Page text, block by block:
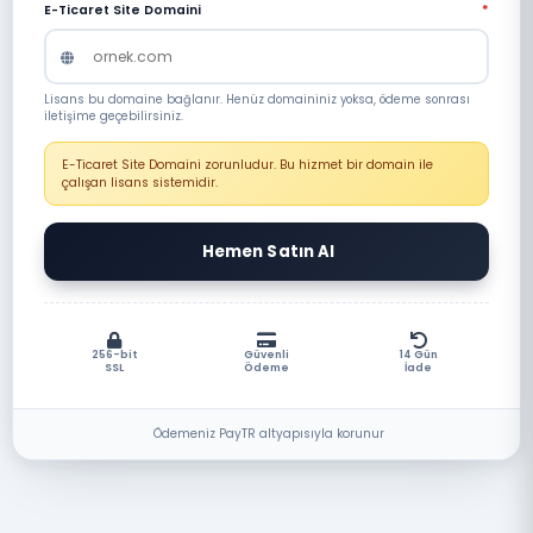
E-Ticaret Site Domaini *
Lisans bu domaine bağlanır. Henüz domaininiz yoksa, ödeme sonrası
iletişime geçebilirsiniz.
E-Ticaret Site Domaini zorunludur. Bu hizmet bir domain ile
çalışan lisans sistemidir.
Hemen Satın Al
256-bit
SSL
Güvenli
Ödeme
14 Gün
İade
Ödemeniz PayTR altyapısıyla korunur